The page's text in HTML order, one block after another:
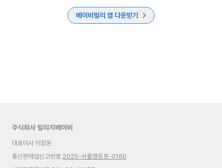
베이비빌리 앱 다운받기
주식회사 빌리지베이비
대표이사 이정윤
통신판매업신고번호 2025-서울영등포-0160